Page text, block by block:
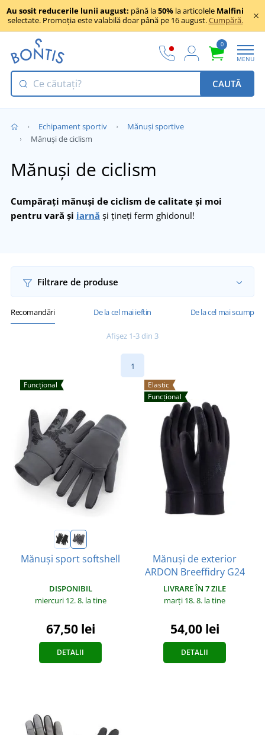
Au sosit reducerile lunii august: până la50% la articolele Malfini
selectate. Promoția este valabilă doar până pe 16 august.Cumpără.
0
MENU
CAUTĂ
Echipament sportiv
Mănuși sportive
Mănuși de ciclism
Mănuși de ciclism
Cumpărați mănuși de ciclism de calitate și moi
pentru vară și iarnă și țineți ferm ghidonul!
Filtrare de produse
Recomandări De la cel mai ieftin De la cel mai scump
Afișez 1-3 din 3
1
Funcțional
Mănuși sport softshell
DISPONIBIL
miercuri 12. 8. la tine
67,50 lei
DETALII
Elastic
Funcțional
Mănuși de exterior
ARDON Breeffidry G24
LIVRARE ÎN 7 ZILE
marți 18. 8. la tine
54,00 lei
DETALII